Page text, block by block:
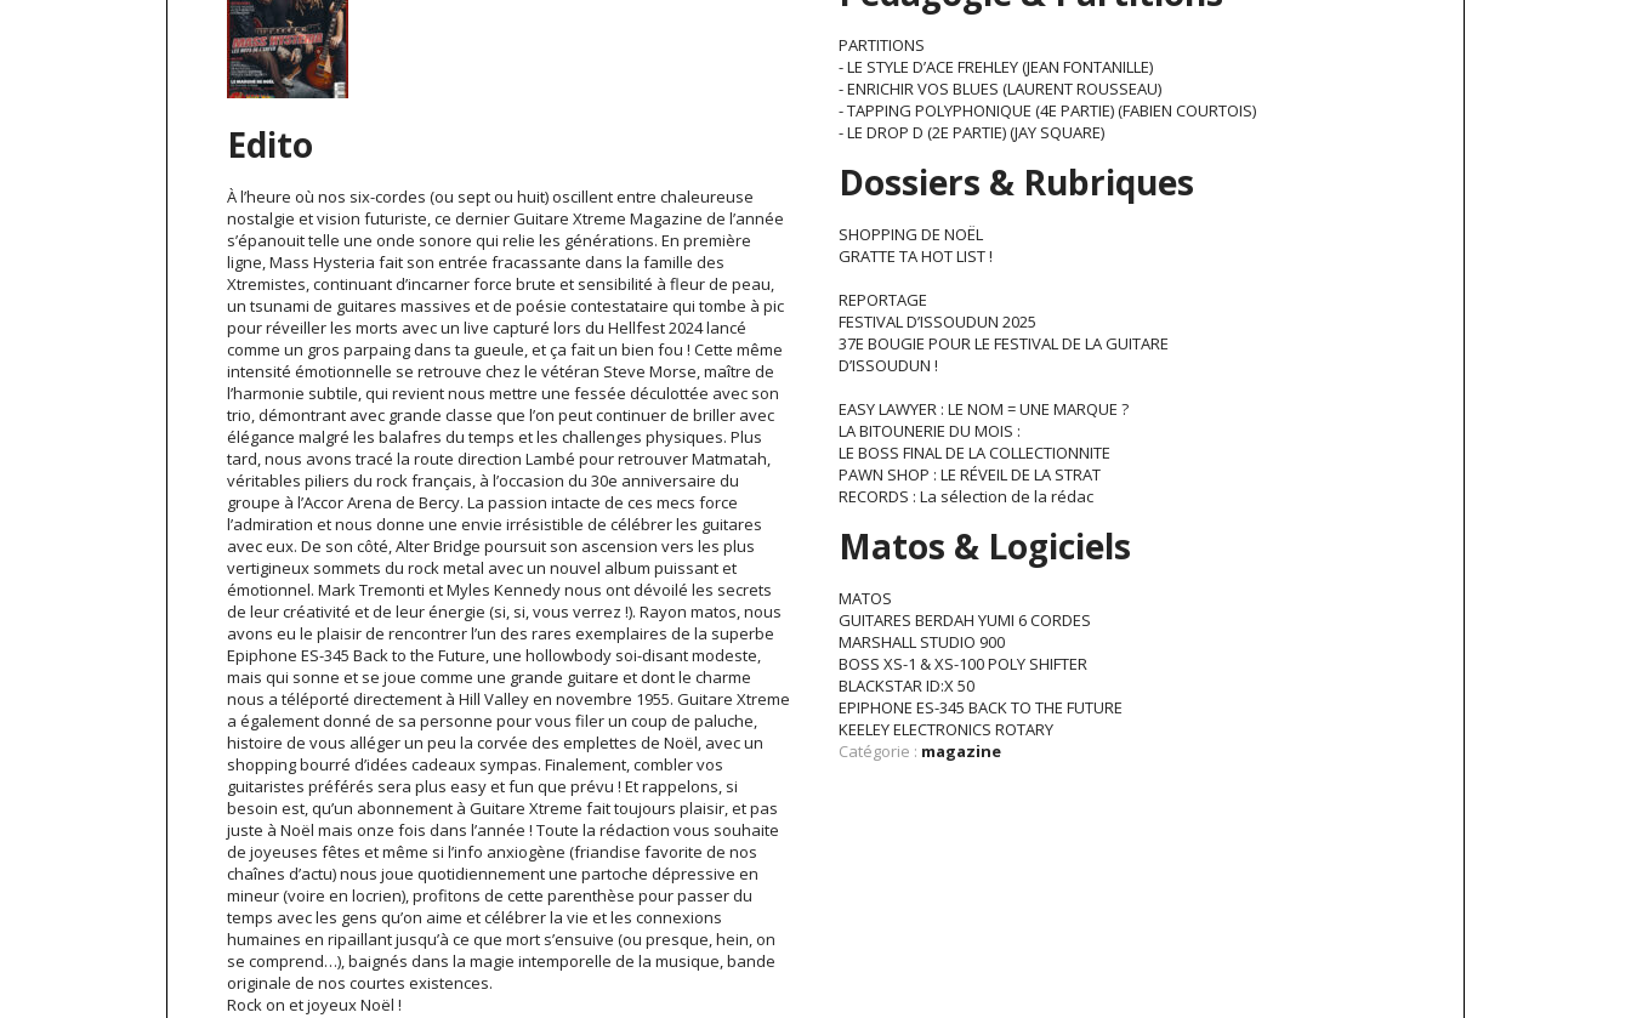
Edito
À l’heure où nos six-cordes (ou sept ou huit) oscillent entre chaleureuse
nostalgie et vision futuriste, ce dernier Guitare Xtreme Magazine de l’année
s’épanouit telle une onde sonore qui relie les générations. En première
ligne, Mass Hysteria fait son entrée fracassante dans la famille des
Xtremistes, continuant d’incarner force brute et sensibilité à fleur de peau,
un tsunami de guitares massives et de poésie contestataire qui tombe à pic
pour réveiller les morts avec un live capturé lors du Hellfest 2024 lancé
comme un gros parpaing dans ta gueule, et ça fait un bien fou ! Cette même
intensité émotionnelle se retrouve chez le vétéran Steve Morse, maître de
l’harmonie subtile, qui revient nous mettre une fessée déculottée avec son
trio, démontrant avec grande classe que l’on peut continuer de briller avec
élégance malgré les balafres du temps et les challenges physiques. Plus
tard, nous avons tracé la route direction Lambé pour retrouver Matmatah,
véritables piliers du rock français, à l’occasion du 30e anniversaire du
groupe à l’Accor Arena de Bercy. La passion intacte de ces mecs force
l’admiration et nous donne une envie irrésistible de célébrer les guitares
avec eux. De son côté, Alter Bridge poursuit son ascension vers les plus
vertigineux sommets du rock metal avec un nouvel album puissant et
émotionnel. Mark Tremonti et Myles Kennedy nous ont dévoilé les secrets
de leur créativité et de leur énergie (si, si, vous verrez !). Rayon matos, nous
avons eu le plaisir de rencontrer l’un des rares exemplaires de la superbe
Epiphone ES-345 Back to the Future, une hollowbody soi-disant modeste,
mais qui sonne et se joue comme une grande guitare et dont le charme
nous a téléporté directement à Hill Valley en novembre 1955. Guitare Xtreme
a également donné de sa personne pour vous filer un coup de paluche,
histoire de vous alléger un peu la corvée des emplettes de Noël, avec un
shopping bourré d’idées cadeaux sympas. Finalement, combler vos
guitaristes préférés sera plus easy et fun que prévu ! Et rappelons, si
besoin est, qu’un abonnement à Guitare Xtreme fait toujours plaisir, et pas
juste à Noël mais onze fois dans l’année ! Toute la rédaction vous souhaite
de joyeuses fêtes et même si l’info anxiogène (friandise favorite de nos
chaînes d’actu) nous joue quotidiennement une partoche dépressive en
mineur (voire en locrien), profitons de cette parenthèse pour passer du
temps avec les gens qu’on aime et célébrer la vie et les connexions
humaines en ripaillant jusqu’à ce que mort s’ensuive (ou presque, hein, on
se comprend…), baignés dans la magie intemporelle de la musique, bande
originale de nos courtes existences.
Rock on et joyeux Noël !
PARTITIONS
- LE STYLE D’ACE FREHLEY (JEAN FONTANILLE)
- ENRICHIR VOS BLUES (LAURENT ROUSSEAU)
- TAPPING POLYPHONIQUE (4E PARTIE) (FABIEN COURTOIS)
- LE DROP D (2E PARTIE) (JAY SQUARE)
Dossiers & Rubriques
SHOPPING DE NOËL
GRATTE TA HOT LIST !
REPORTAGE
FESTIVAL D’ISSOUDUN 2025
37E BOUGIE POUR LE FESTIVAL DE LA GUITARE
D’ISSOUDUN !
EASY LAWYER : LE NOM = UNE MARQUE ?
LA BITOUNERIE DU MOIS :
LE BOSS FINAL DE LA COLLECTIONNITE
PAWN SHOP : LE RÉVEIL DE LA STRAT
RECORDS : La sélection de la rédac
Matos & Logiciels
MATOS
GUITARES BERDAH YUMI 6 CORDES
MARSHALL STUDIO 900
BOSS XS-1 & XS-100 POLY SHIFTER
BLACKSTAR ID:X 50
EPIPHONE ES-345 BACK TO THE FUTURE
KEELEY ELECTRONICS ROTARY
Catégorie : magazine